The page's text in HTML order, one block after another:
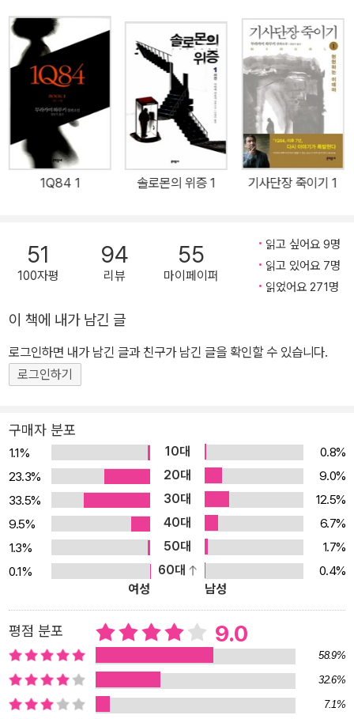
1)를 시작으로, 초능력자가 등장하거나 괴담과 미스터리를 접목한 작
품들, 또는 하급 관리 주인공이 괴이한 사건을 수사하는 시대 미스터
리를 썼다. 저자 자신의 고향이기도 한 후카가와를 배경으로 한 작품
과 더불어 봉건 사회를 사는 서민의 고통에 주목한 사회파 시대 미스
터리《외딴집》(2005)에 이르기까지, 다양한 장르를 미스터리와 접
목한 작품을 속속 발표해 기존 시대 소설 독자뿐 아니라 시대 소설을
읽기 어려워하는 독자들까지 동시에 사로잡았다. 그 밖의 작품으로
《벚꽃 다시 벚꽃》《세상의 봄》 《안주》 《낙원》 《희망장》 등이 있고, 2
012년 국내에서 영화화된 《화차》 외에도 《대답은 필요 없어》 《스나
작품이 영화화되거나 드라마화되었다. 현재 하드보일드 작가 오사와
아리마사(大澤在昌), 미스터리 작가 교고쿠 나쓰히코(京極夏彦),
미야베 미유키(宮部みゆき), 이렇게 세 사람의 성을 딴 사무실 '다이
1Q84 1 솔로몬의 위증 1 기사단장 죽이기 1
51
100자평
94
리뷰
55
마이페이퍼
읽고 싶어요 9명
읽고 있어요 7명
읽었어요 271명
이 책에 내가 남긴 글
로그인하면 내가 남긴 글과 친구가 남긴 글을 확인할 수 있습니다.
로그인하기
구매자 분포
1.1% 10대
0.8%
23.3%
20대
9.0%
33.5%
30대
12.5%
9.5%
40대
6.7%
1.3%
50대
1.7%
0.1%
60대
0.4%
여성
남성
평점 분포 9.0
58.9%
32.6%
7.1%